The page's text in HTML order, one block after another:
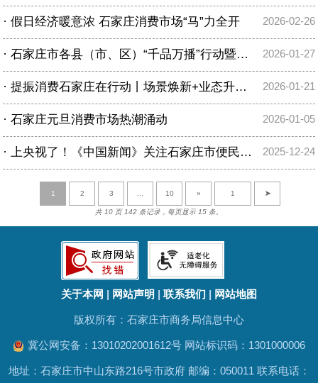
· 假日经济暖意浓 石家庄消费市场“马”力全开 2026-02-26
· 石家庄市各县（市、区）“千品万播”行动暨网上年货节同步启动 2026-01-27
· 提振消费石家庄在行动丨场景焕新+业态升级 石家庄商圈卖场“热力值”再度拉满 2026-01-21
· 石家庄元旦消费市场热潮涌动 2026-01-05
· 上央视了！《中国新闻》关注石家庄市便民市场改造升级 2025-12-24
1 2 3 10 » ➤
共 10 页 142 条记录，每页显示 15 条。